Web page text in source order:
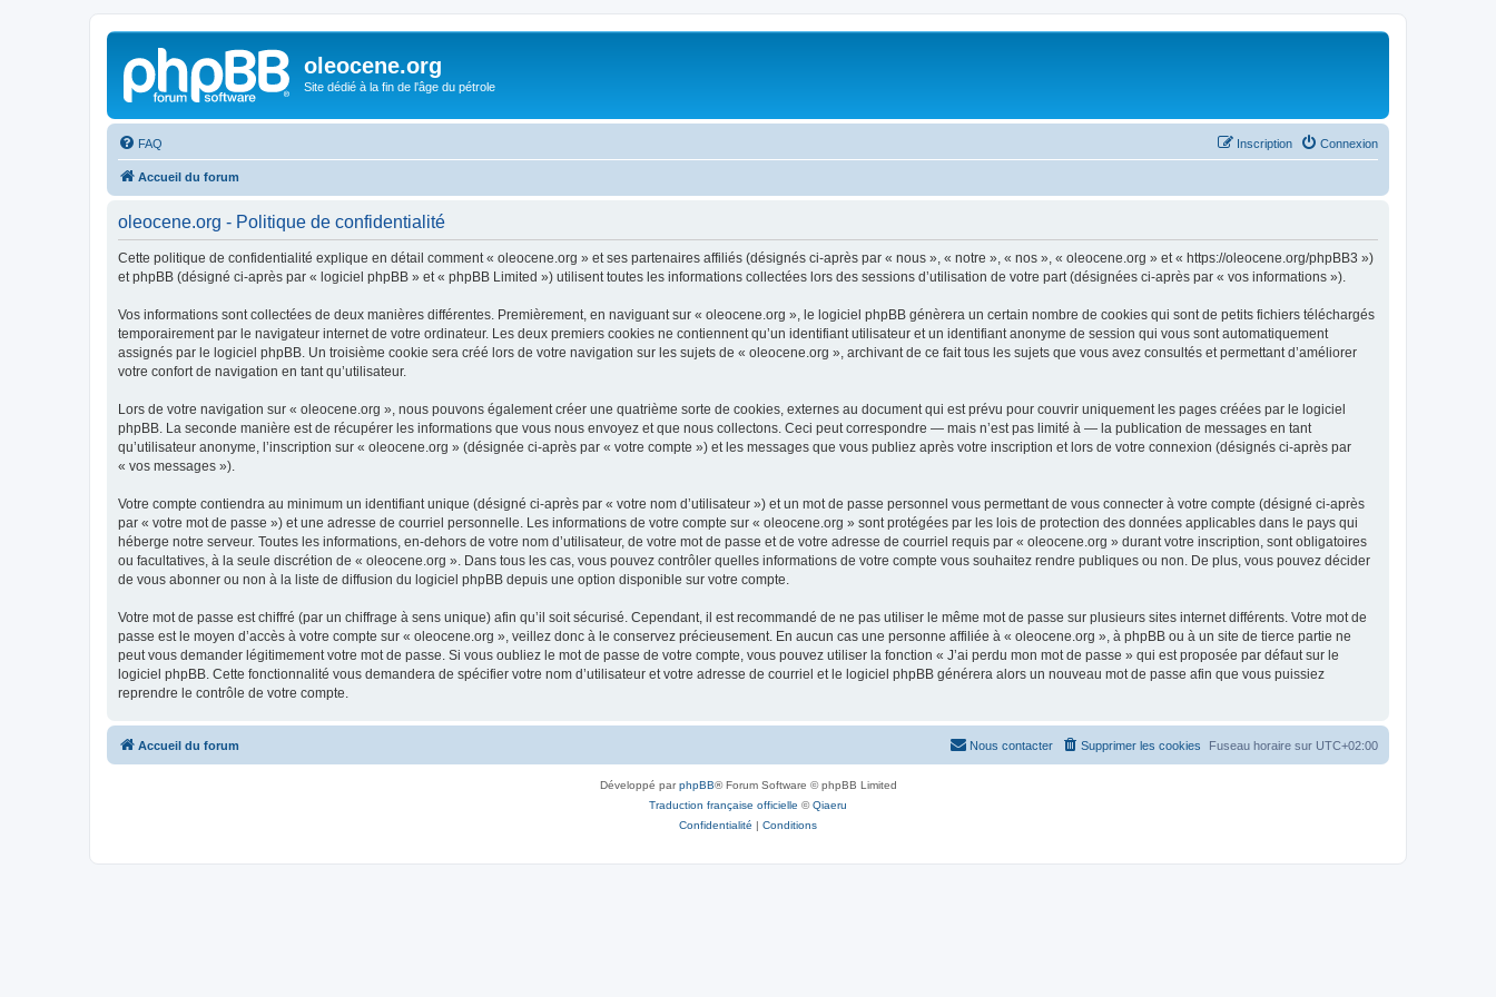
oleocene.org
Site dédié à la fin de l'âge du pétrole
FAQ Connexion
Inscription
Accueil du forum
oleocene.org - Politique de confidentialité
Cette politique de confidentialité explique en détail comment « oleocene.org » et ses partenaires affiliés (désignés ci-après par « nous », « notre », « nos », « oleocene.org » et « https://oleocene.org/phpBB3 »)
et phpBB (désigné ci-après par « logiciel phpBB » et « phpBB Limited ») utilisent toutes les informations collectées lors des sessions d’utilisation de votre part (désignées ci-après par « vos informations »).
Vos informations sont collectées de deux manières différentes. Premièrement, en naviguant sur « oleocene.org », le logiciel phpBB génèrera un certain nombre de cookies qui sont de petits fichiers téléchargés
temporairement par le navigateur internet de votre ordinateur. Les deux premiers cookies ne contiennent qu’un identifiant utilisateur et un identifiant anonyme de session qui vous sont automatiquement
assignés par le logiciel phpBB. Un troisième cookie sera créé lors de votre navigation sur les sujets de « oleocene.org », archivant de ce fait tous les sujets que vous avez consultés et permettant d’améliorer
votre confort de navigation en tant qu’utilisateur.
Lors de votre navigation sur « oleocene.org », nous pouvons également créer une quatrième sorte de cookies, externes au document qui est prévu pour couvrir uniquement les pages créées par le logiciel
phpBB. La seconde manière est de récupérer les informations que vous nous envoyez et que nous collectons. Ceci peut correspondre — mais n’est pas limité à — la publication de messages en tant
qu’utilisateur anonyme, l’inscription sur « oleocene.org » (désignée ci-après par « votre compte ») et les messages que vous publiez après votre inscription et lors de votre connexion (désignés ci-après par
« vos messages »).
Votre compte contiendra au minimum un identifiant unique (désigné ci-après par « votre nom d’utilisateur ») et un mot de passe personnel vous permettant de vous connecter à votre compte (désigné ci-après
par « votre mot de passe ») et une adresse de courriel personnelle. Les informations de votre compte sur « oleocene.org » sont protégées par les lois de protection des données applicables dans le pays qui
héberge notre serveur. Toutes les informations, en-dehors de votre nom d’utilisateur, de votre mot de passe et de votre adresse de courriel requis par « oleocene.org » durant votre inscription, sont obligatoires
ou facultatives, à la seule discrétion de « oleocene.org ». Dans tous les cas, vous pouvez contrôler quelles informations de votre compte vous souhaitez rendre publiques ou non. De plus, vous pouvez décider
de vous abonner ou non à la liste de diffusion du logiciel phpBB depuis une option disponible sur votre compte.
Votre mot de passe est chiffré (par un chiffrage à sens unique) afin qu’il soit sécurisé. Cependant, il est recommandé de ne pas utiliser le même mot de passe sur plusieurs sites internet différents. Votre mot de
passe est le moyen d’accès à votre compte sur « oleocene.org », veillez donc à le conservez précieusement. En aucun cas une personne affiliée à « oleocene.org », à phpBB ou à un site de tierce partie ne
peut vous demander légitimement votre mot de passe. Si vous oubliez le mot de passe de votre compte, vous pouvez utiliser la fonction « J’ai perdu mon mot de passe » qui est proposée par défaut sur le
logiciel phpBB. Cette fonctionnalité vous demandera de spécifier votre nom d’utilisateur et votre adresse de courriel et le logiciel phpBB générera alors un nouveau mot de passe afin que vous puissiez
reprendre le contrôle de votre compte.
Accueil du forum Fuseau horaire sur UTC+02:00
Supprimer les cookies
Nous contacter
Développé parphpBB® Forum Software © phpBB Limited
Traduction française officielle ©Qiaeru
Confidentialité | Conditions